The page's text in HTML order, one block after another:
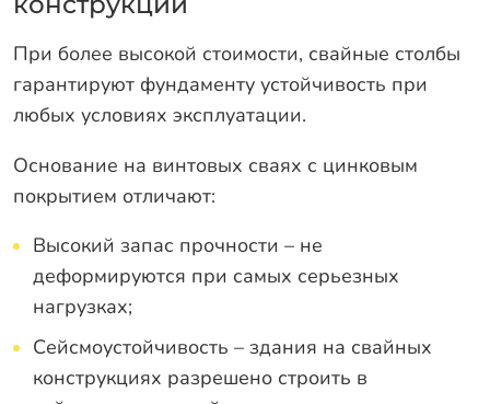
При более высокой стоимости, свайные столбы
гарантируют фундаменту устойчивость при
любых условиях эксплуатации.
Основание на винтовых сваях с цинковым
покрытием отличают:
Высокий запас прочности – не
деформируются при самых серьезных
нагрузках;
Сейсмоустойчивость – здания на свайных
конструкциях разрешено строить в